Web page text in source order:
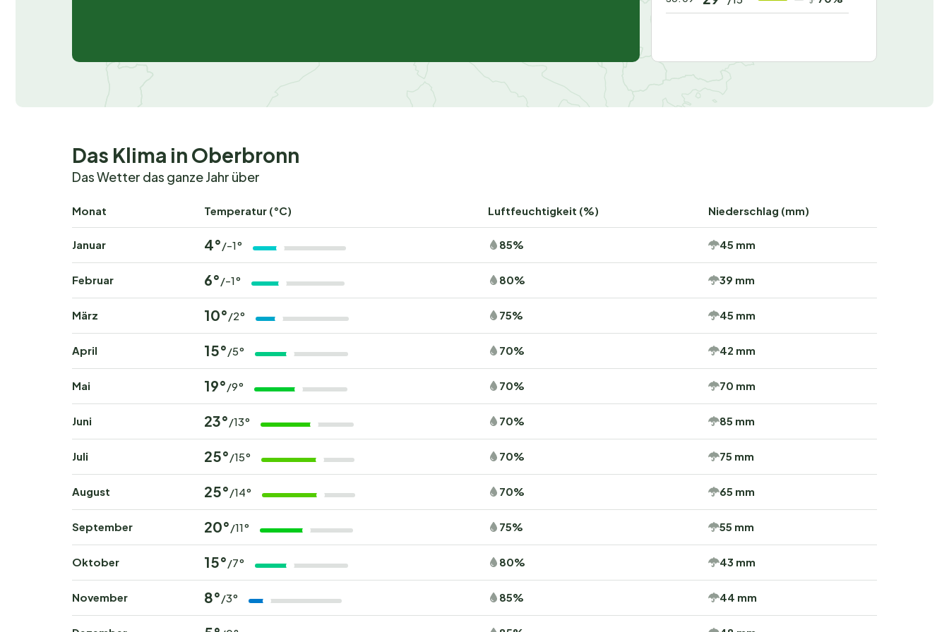
Das Klima in Oberbronn
Das Wetter das ganze Jahr über
Monat Temperatur (°C) Luftfeuchtigkeit (%) Niederschlag (mm)
Januar 4° /-1° 85% 45 mm
Februar 6° /-1° 80% 39 mm
März 10° /2° 75% 45 mm
April 15° /5° 70% 42 mm
Mai 19° /9° 70% 70 mm
Juni 23° /13° 70% 85 mm
Juli 25° /15° 70% 75 mm
August 25° /14° 70% 65 mm
September 20° /11° 75% 55 mm
Oktober 15° /7° 80% 43 mm
November 8° /3° 85% 44 mm